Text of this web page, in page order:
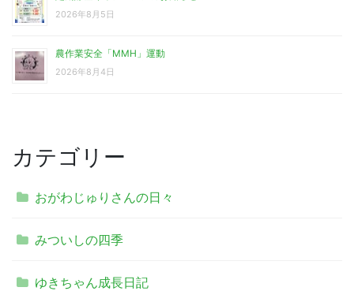
2026年8月5日
農作業安全「MMH」運動
2026年8月4日
カテゴリー
おがわじゅりさんの日々
みついしの四季
ゆきちゃん成長日記